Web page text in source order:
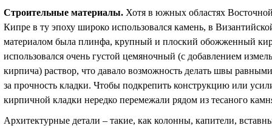
Строительные материалы. Хотя в южных областях
Кипре в ту эпоху широко использовался камень, в
материалом была плинфа, крупный и плоский обожженный
использовался очень густой цемяночный (с добавлением
кирпича) раствор, что давало возможность делать швы
за прочность кладки. Чтобы подкрепить конструкцию или
кирпичной кладки нередко перемежали рядом из тесаного
Архитектурные детали – такие, как колонны, капители,